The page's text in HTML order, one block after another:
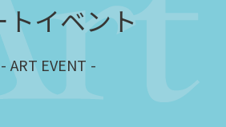
トイベント
ART EVENT